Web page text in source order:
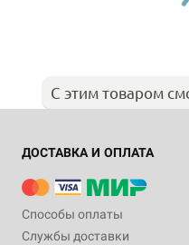
С этим товаром
ДОСТАВКА И ОПЛАТА
Способы оплаты
Службы доставки